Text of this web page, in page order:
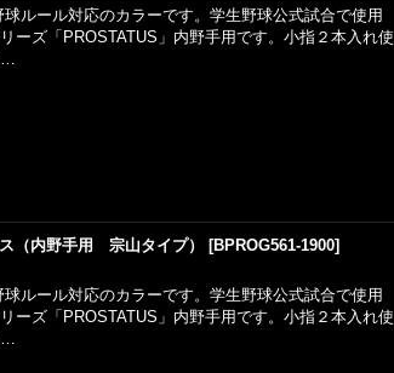
ルール対応のカラーです。学生野球公式試合で使用
ーズ「PROSTATUS」内野手用です。小指２本入れ使
…
（内野手用 宗山タイプ） [BPROG561-1900]
ルール対応のカラーです。学生野球公式試合で使用
ーズ「PROSTATUS」内野手用です。小指２本入れ使
…